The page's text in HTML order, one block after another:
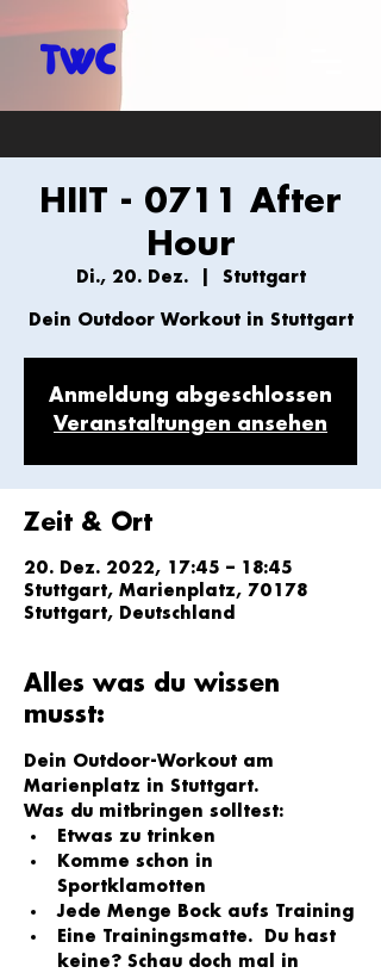
HIIT - 0711 After
Hour
Di., 20. Dez.
  |
Stuttgart
Dein Outdoor Workout in Stuttgart
Anmeldung abgeschlossen
Veranstaltungen ansehen
Zeit & Ort
20. Dez. 2022, 17:45 – 18:45
Stuttgart, Marienplatz, 70178
Stuttgart, Deutschland
Alles was du wissen
musst:
Dein Outdoor-Workout am
Marienplatz in Stuttgart.
Was du mitbringen solltest:
Etwas zu trinken
Komme schon in
Sportklamotten
Jede Menge Bock aufs Training
Eine Trainingsmatte.  Du hast
keine? Schau doch mal in